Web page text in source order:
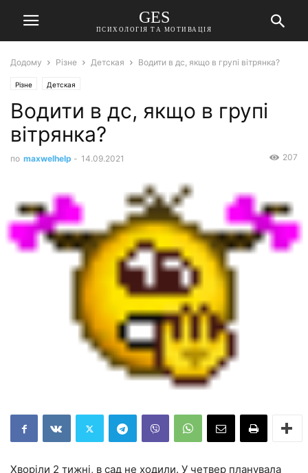
GES
ПСИХОЛОГІЯ ТА МОТИВАЦІЯ
Додому Різне Детская Водити в дс, якщо в групі вітрянка?
Різне Детская
Водити в дс, якщо в групі
вітрянка?
по maxwelhelp - 14.09.2021 207
Хворіли 2 тижні, в сад не ходили. У четвер планувала